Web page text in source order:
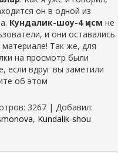
он в одной из
Кундалик-шоу-4 қисм не
и они оставались
Так же, для
на просмотр были
если вдруг вы заметили
об этом
: 3267 | Добавил:
, Kundalik-shou